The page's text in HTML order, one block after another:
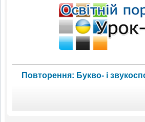
Повторення: Букво- і